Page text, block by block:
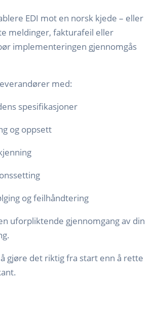
EDI mot en norsk kjede – eller
meldinger, fakturafeil eller
implementeringen gjennomgås
med:
spesifikasjoner
og oppsett
og feilhåndtering
uforpliktende gjennomgang av din
gjøre det riktig fra start enn å rette